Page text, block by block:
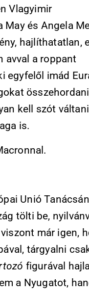
Vlagyimir
és Angela
hajlíthatatlan,
avval a roppant
egyfelől imád
kell szót
is.
Unió
tölti be,
már igen,
tárgyalni
figurával
a Nyugatot,